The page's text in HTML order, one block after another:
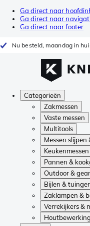
Ga direct naar
Ga direct naar
Ga direct naar footer
Nu besteld, maandag in
Categorieën
Zakmessen
Vaste messen
Multitools
Messen slijpen
Pannen &
Outdoor & gear
Bijlen &
Zaklampen &
Verrekijkers &